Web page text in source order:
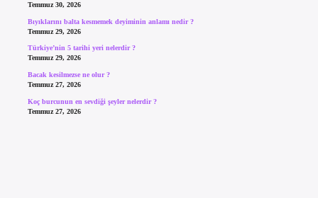
Temmuz 30, 2026
Bıyıklarını balta kesmemek deyiminin anlamı nedir ?
Temmuz 29, 2026
Türkiye’nin 5 tarihi yeri nelerdir ?
Temmuz 29, 2026
Bacak kesilmezse ne olur ?
Temmuz 27, 2026
Koç burcunun en sevdiği şeyler nelerdir ?
Temmuz 27, 2026